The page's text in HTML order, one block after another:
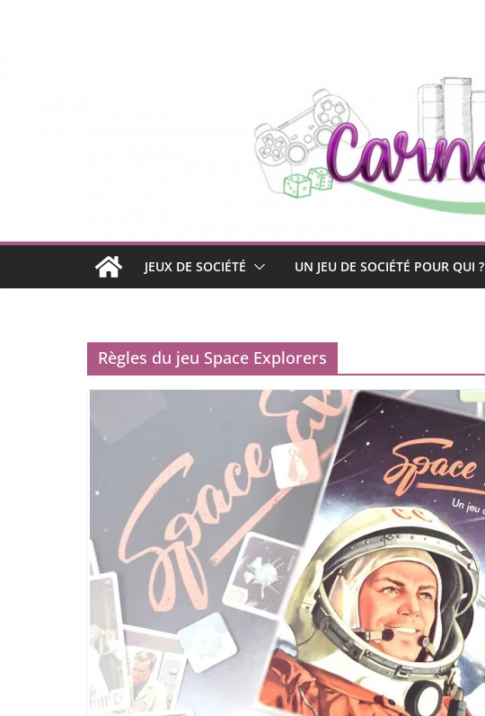
JEUX DE SOCIÉTÉ UN JEU DE SOCIÉTÉ POUR QUI ?
Règles du jeu Space Explorers